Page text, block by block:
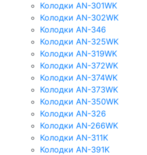
Колодки AN-301WK
Колодки AN-302WK
Колодки AN-346
Колодки AN-325WK
Колодки AN-319WK
Колодки AN-372WK
Колодки AN-374WK
Колодки AN-373WK
Колодки AN-350WK
Колодки AN-326
Колодки AN-266WK
Колодки AN-311K
Колодки AN-391K